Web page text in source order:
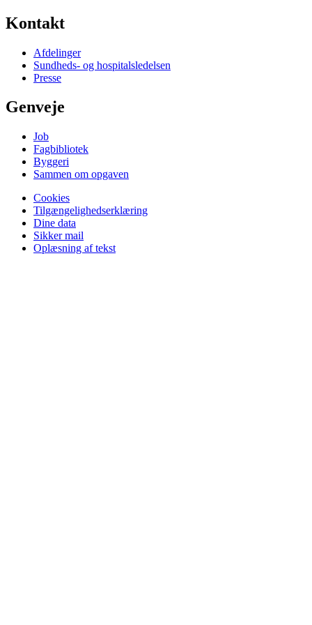
Kontakt
Afdelinger
Sundheds- og hospitalsledelsen
Presse
Genveje
Job
Fagbibliotek
Byggeri
Sammen om opgaven
Cookies
Tilgængelighedserklæring
Dine data
Sikker mail
Oplæsning af tekst